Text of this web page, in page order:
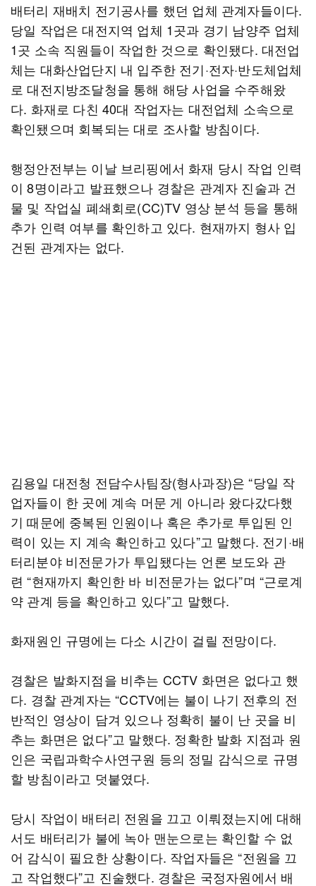
배터리 재배치 전기공사를 했던 업체 관계자들이다.
당일 작업은 대전지역 업체 1곳과 경기 남양주 업체
1곳 소속 직원들이 작업한 것으로 확인됐다. 대전업
체는 대화산업단지 내 입주한 전기·전자·반도체업체
로 대전지방조달청을 통해 해당 사업을 수주해왔
다. 화재로 다친 40대 작업자는 대전업체 소속으로
확인됐으며 회복되는 대로 조사할 방침이다.
행정안전부는 이날 브리핑에서 화재 당시 작업 인력
이 8명이라고 발표했으나 경찰은 관계자 진술과 건
물 및 작업실 폐쇄회로(CC)TV 영상 분석 등을 통해
추가 인력 여부를 확인하고 있다. 현재까지 형사 입
건된 관계자는 없다.
김용일 대전청 전담수사팀장(형사과장)은 “당일 작
업자들이 한 곳에 계속 머문 게 아니라 왔다갔다했
기 때문에 중복된 인원이나 혹은 추가로 투입된 인
력이 있는 지 계속 확인하고 있다”고 말했다. 전기·배
터리분야 비전문가가 투입됐다는 언론 보도와 관
련 “현재까지 확인한 바 비전문가는 없다”며 “근로계
약 관계 등을 확인하고 있다”고 말했다.
화재원인 규명에는 다소 시간이 걸릴 전망이다.
경찰은 발화지점을 비추는 CCTV 화면은 없다고 했
다. 경찰 관계자는 “CCTV에는 불이 나기 전후의 전
반적인 영상이 담겨 있으나 정확히 불이 난 곳을 비
추는 화면은 없다”고 말했다. 정확한 발화 지점과 원
인은 국립과학수사연구원 등의 정밀 감식으로 규명
할 방침이라고 덧붙였다.
당시 작업이 배터리 전원을 끄고 이뤄졌는지에 대해
서도 배터리가 불에 녹아 맨눈으로는 확인할 수 없
어 감식이 필요한 상황이다. 작업자들은 “전원을 끄
고 작업했다”고 진술했다. 경찰은 국정자원에서 배